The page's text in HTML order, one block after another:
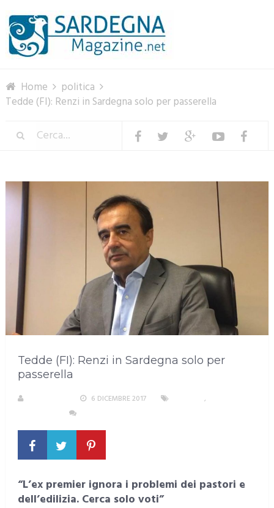
Home
politica
Tedde (FI): Renzi in Sardegna solo per passerella
Tedde (FI): Renzi in Sardegna solo per
passerella
6 DICEMBRE 2017
,
“L’ex premier ignora i problemi dei pastori e
dell’edilizia. Cerca solo voti”